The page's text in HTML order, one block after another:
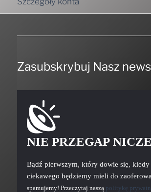
NIE PRZEGAP
ciekawego będziemy mieli do
spamujemy! Przeczytaj nasząpolitykę